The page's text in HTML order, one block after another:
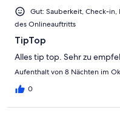
Gut: Sauberkeit, Check-
des Onlineauftritts
TipTop
Alles tip top. Sehr zu
Aufenthalt von 8 Nächten im
0